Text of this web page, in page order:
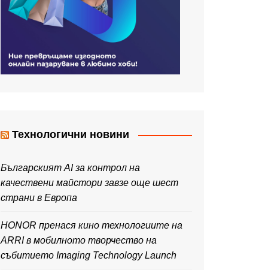
Технологични новини
Българският AI за контрол на
качествени майстори завзе още шест
страни в Европа
HONOR пренася кино технологиите на
ARRI в мобилното творчество на
събитието Imaging Technology Launch